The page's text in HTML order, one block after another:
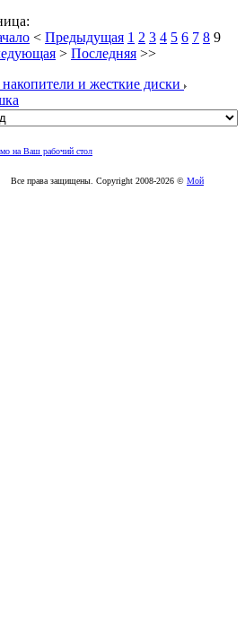
< Предыдущая 1 2 3 4 5 6 7 8 9
> Последняя >>
и жесткие диски
Все права защищены. Copyright 2008-2026 © Мой